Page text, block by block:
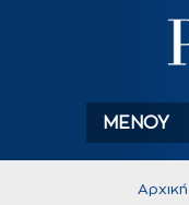
ΜΕΝΟΎ
Αρχική